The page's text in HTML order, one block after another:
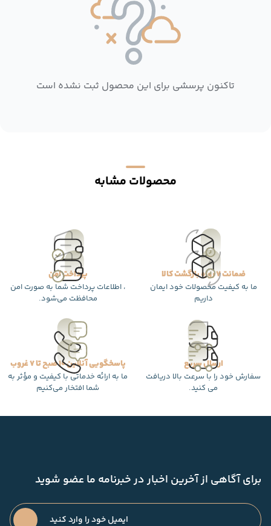
تاکنون پرسشی برای این محصول ثبت نشده است
محصولات مشابه
ضمانت 7 روزه بازگشت کالا
ما به کیفیت محصولات خود ایمان
داریم
پرداخت امن
، اطلاعات پرداخت شما به صورت امن
محافظت می‌شود.
ارسال سریع
سفارش خود را با سرعت بالا دریافت
می کنید.
پاسخگویی آنلاین 10 صبح تا 7 غروب
ما به ارائه خدماتی با کیفیت و مؤثر به
شما افتخار می‌کنیم
برای آگاهی از آخرین اخبار در خبرنامه ما عضو شوید